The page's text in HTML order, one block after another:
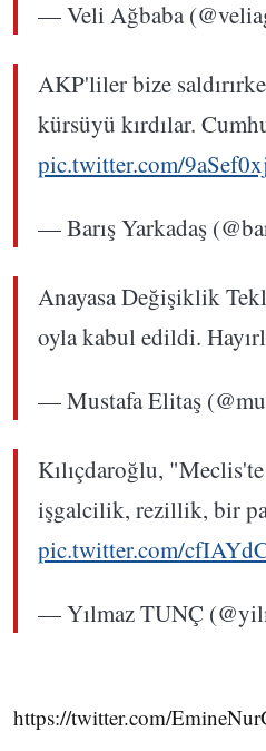
— Veli Ağbaba
AKP'liler bize
kürsüyü kırdılar.
pic.twitter.com/
— Barış Yarkadaş
Anayasa Değişiklik
oyla kabul edildi.
— Mustafa Elitaş
Kılıçdaroğlu,
işgalcilik, rezillik, bir
pic.twitter.com/
— Yılmaz TUNÇ
https://twitter.com/